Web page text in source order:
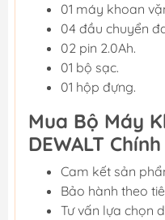
01 máy khoan
04 đầu chuyển
02 pin 2.0Ah.
01 bộ sạc.
01 hộp đựng.
Mua Bộ Máy
DEWALT
Cam kết sản
Bảo hành theo
Tư vấn lựa chọn